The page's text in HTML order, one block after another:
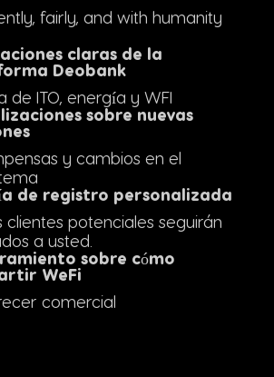
fairly, and with humanity
claras de la
Deobank
de ITO, energía y WFI
sobre nuevas
y cambios en el
de registro personalizada
clientes potenciales seguirán
a usted.
sobre cómo
WeFi
comercial